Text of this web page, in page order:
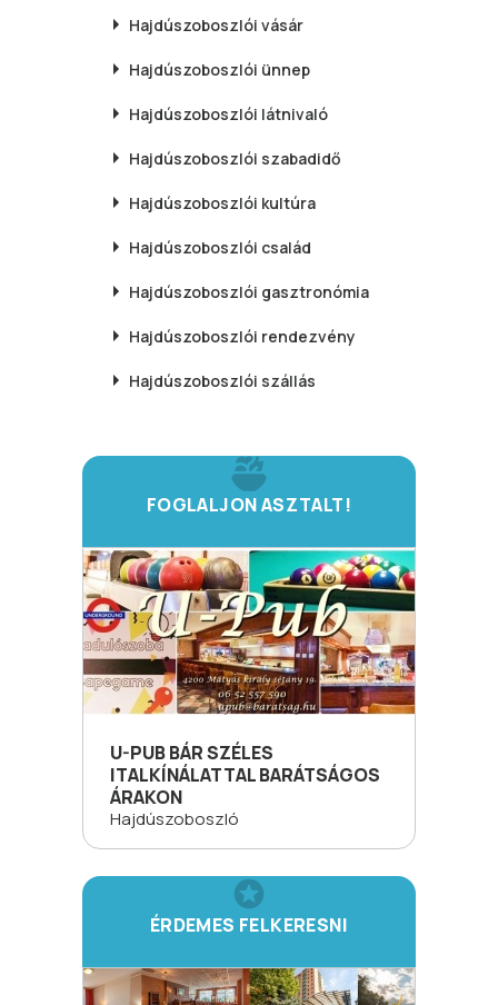
Hajdúszoboszlói vásár
Hajdúszoboszlói ünnep
Hajdúszoboszlói látnivaló
Hajdúszoboszlói szabadidő
Hajdúszoboszlói kultúra
Hajdúszoboszlói család
Hajdúszoboszlói gasztronómia
Hajdúszoboszlói rendezvény
Hajdúszoboszlói szállás
FOGLALJON ASZTALT!
U-PUB BÁR SZÉLES
ITALKÍNÁLATTAL BARÁTSÁGOS
ÁRAKON
Hajdúszoboszló
ÉRDEMES FELKERESNI